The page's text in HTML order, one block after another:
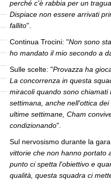
perché c'è rabbia per un
Dispiace non essere arrivati
fallito".
Continua Trocini: "Non sono
ho mandato il mio secondo a
Sulle scelte: "Provazza ha
La concorrenza in questa
miracoli quando sono
settimana, anche nell'ottica
ultime settimane, Cham
condizionando".
Sul nervosismo durante la
vittorie che non hanno portato
punto ci spetta l'obiettivo e
qualità, questa squadra ci